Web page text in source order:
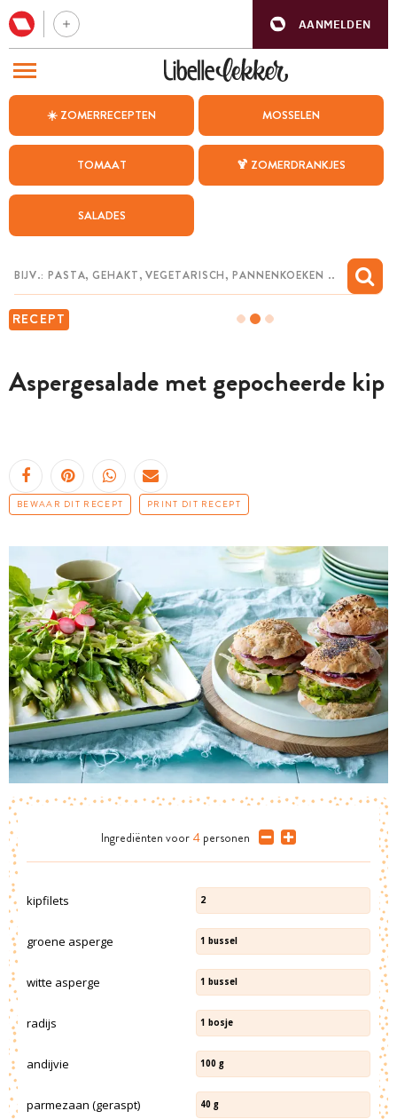
AANMELDEN
☀️ ZOMERRECEPTEN MOSSELEN
TOMAAT 🍹 ZOMERDRANKJES
SALADES
RECEPT
Aspergesalade met gepocheerde kip
BEWAAR DIT RECEPT PRINT DIT RECEPT
Ingrediënten voor 4 personen
kipfilets 2
groene asperge 1 bussel
witte asperge 1 bussel
radijs 1 bosje
andijvie 100 g
parmezaan (geraspt) 40 g
BEZOEK ONZE ANDERE WEBSITES
WEEKMENU
CHAT MET MAIA
MIJN BEWAARDE RECEPTEN